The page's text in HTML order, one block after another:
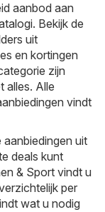
aanbod aan
Bekijk de
uit
en kortingen
zijn
alles. Alle
vindt
uit
deals kunt
& Sport vindt u
per
wat u nodig